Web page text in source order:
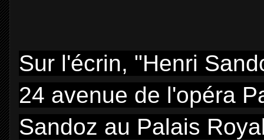
Sur l'écrin, "Henri
24 avenue de l'opéra
Sandoz au Palais